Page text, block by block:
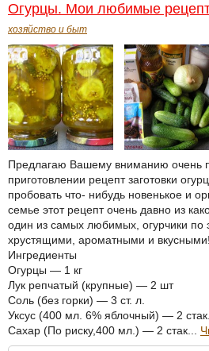
Огурцы. Мои любимые
хозяйство и быт
Предлагаю Вашему вниманию очень
приготовлении рецепт заготовки
пробовать что- нибудь новенькое и
семье этот рецепт очень давно из
один из самых любимых, огурчики по
хрустящими, ароматными и вкусными!
Ингредиенты
Огурцы — 1 кг
Лук репчатый (крупные) — 2 шт
Соль (без горки) — 3 ст. л.
Уксус (400 мл. 6% яблочный) — 2 стак.
Сахар (По риску,400 мл.) — 2 стак...